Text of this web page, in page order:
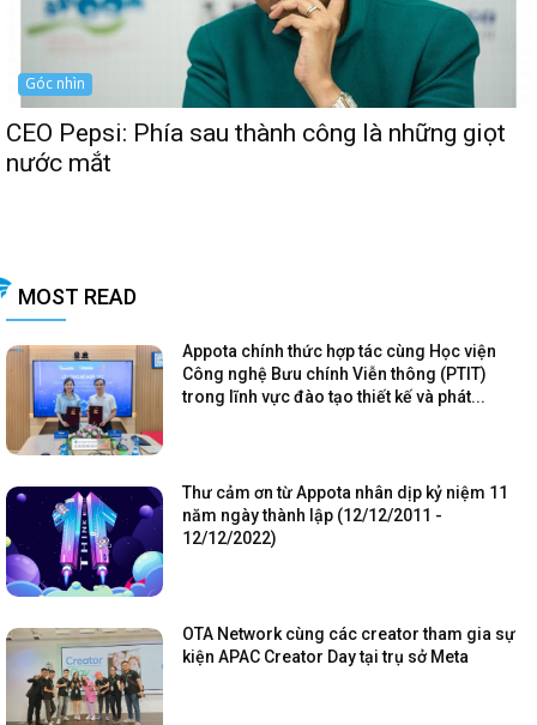
Góc nhìn
CEO Pepsi: Phía sau thành công là những giọt
nước mắt
MOST READ
Appota chính thức hợp tác cùng Học viện
Công nghệ Bưu chính Viễn thông (PTIT)
trong lĩnh vực đào tạo thiết kế và phát...
Thư cảm ơn từ Appota nhân dịp kỷ niệm 11
năm ngày thành lập (12/12/2011 -
12/12/2022)
OTA Network cùng các creator tham gia sự
kiện APAC Creator Day tại trụ sở Meta